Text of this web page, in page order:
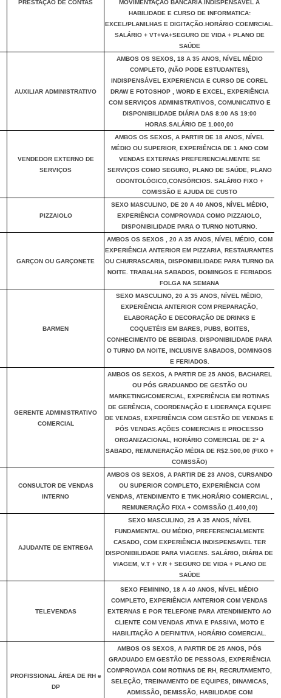
PRESTAÇÃO DE CONTAS
MOVIMENTAÇÃO BANCÁRIA.INDISPENSÁVEL A
HABILIDADE E CURSO DE INFORMATICA:
EXCEL/PLANILHAS E DIGITAÇÃO.HORÁRIO COEMRCIAL.
SALÁRIO + VT+VA+SEGURO DE VIDA + PLANO DE
SAÚDE
AUXILIAR ADMINISTRATIVO
AMBOS OS SEXOS, 18 A 35 ANOS, NÍVEL MÉDIO
COMPLETO, (NÃO PODE ESTUDANTES),
INDISPENSÁVEL EXPERIENCIA E CURSO DE COREL
DRAW E FOTOSHOP , WORD E EXCEL, EXPERIÊNCIA
COM SERVIÇOS ADMINISTRATIVOS, COMUNICATIVO E
DISPONIBILIDADE DIÁRIA DAS 8:00 AS 19:00
HORAS.SALÁRIO DE 1.000,00
VENDEDOR EXTERNO DE
SERVIÇOS
AMBOS OS SEXOS, A PARTIR DE 18 ANOS, NÍVEL
MÉDIO OU SUPERIOR, EXPERIÊNCIA DE 1 ANO COM
VENDAS EXTERNAS PREFERENCIALMENTE SE
SERVIÇOS COMO SEGURO, PLANO DE SAÚDE, PLANO
ODONTOLÓGICO,CONSÓRCIOS. SALÁRIO FIXO +
COMISSÃO E AJUDA DE CUSTO
PIZZAIOLO
SEXO MASCULINO, DE 20 A 40 ANOS, NÍVEL MÉDIO,
EXPERIÊNCIA COMPROVADA COMO PIZZAIOLO,
DISPONIBILIDADE PARA O TURNO NOTURNO.
GARÇON OU GARÇONETE
AMBOS OS SEXOS , 20 A 35 ANOS, NÍVEL MÉDIO, COM
EXPERIÊNCIA ANTERIOR EM PIZZARIA, RESTAURANTES
OU CHURRASCARIA, DISPONIBILIDADE PARA TURNO DA
NOITE. TRABALHA SABADOS, DOMINGOS E FERIADOS
FOLGA NA SEMANA
BARMEN
SEXO MASCULINO, 20 A 35 ANOS, NÍVEL MÉDIO,
EXPERIÊNCIA ANTERIOR COM PREPARAÇÃO,
ELABORAÇÃO E DECORAÇÃO DE DRINKS E
COQUETÉIS EM BARES, PUBS, BOITES,
CONHECIMENTO DE BEBIDAS. DISPONIBILIDADE PARA
O TURNO DA NOITE, INCLUSIVE SABADOS, DOMINGOS
E FERIADOS.
GERENTE ADMINISTRATIVO
COMERCIAL
AMBOS OS SEXOS, A PARTIR DE 25 ANOS, BACHAREL
OU PÓS GRADUANDO DE GESTÃO OU
MARKETING/COMERCIAL, EXPERIÊNCIA EM ROTINAS
DE GERÊNCIA, COORDENAÇÃO E LIDERANÇA EQUIPE
DE VENDAS, EXPERIÊNCIA COM GESTÃO DE VENDAS E
PÓS VENDAS.AÇÕES COMERCIAIS E PROCESSO
ORGANIZACIONAL, HORÁRIO COMERCIAL DE 2ª A
SABADO, REMUNERAÇÃO MÉDIA DE R$2.500,00 (FIXO +
COMISSÃO)
CONSULTOR DE VENDAS
INTERNO
AMBOS OS SEXOS, A PARTIR DE 23 ANOS, CURSANDO
OU SUPERIOR COMPLETO, EXPERIÊNCIA COM
VENDAS, ATENDIMENTO E TMK.HORÁRIO COMERCIAL ,
REMUNERAÇÃO FIXA + COMISSÃO (1.400,00)
AJUDANTE DE ENTREGA
SEXO MASCULINO, 25 A 35 ANOS, NÍVEL
FUNDAMENTAL OU MÉDIO, PREFERENCIALMENTE
CASADO, COM EXPERIÊNCIA INDISPENSAVEL TER
DISPONIBILIDADE PARA VIAGENS. SALÁRIO, DIÁRIA DE
VIAGEM, V.T + V.R + SEGURO DE VIDA + PLANO DE
SAÚDE
TELEVENDAS
SEXO FEMININO, 18 A 40 ANOS, NÍVEL MÉDIO
COMPLETO, EXPERIÊNCIA ANTERIOR COM VENDAS
EXTERNAS E POR TELEFONE PARA ATENDIMENTO AO
CLIENTE COM VENDAS ATIVA E PASSIVA, MOTO E
HABILITAÇÃO A DEFINITIVA, HORÁRIO COMERCIAL.
PROFISSIONAL ÁREA DE RH e
DP
AMBOS OS SEXOS, A PARTIR DE 25 ANOS, PÓS
GRADUADO EM GESTÃO DE PESSOAS, EXPERIÊNCIA
COMPROVADA COM ROTINAS DE RH, RECRUTAMENTO,
SELEÇÃO, TREINAMENTO DE EQUIPES, DINAMICAS,
ADMISSÃO, DEMISSÃO, HABILIDADE COM